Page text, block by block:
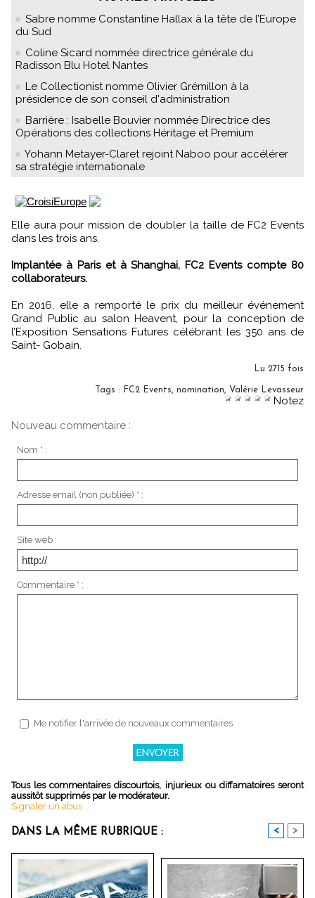
Sabre nomme Constantine Hallax à la tête de l’Europe
du Sud
Coline Sicard nommée directrice générale du
Radisson Blu Hotel Nantes
Le Collectionist nomme Olivier Grémillon à la
présidence de son conseil d'administration
Barrière : Isabelle Bouvier nommée Directrice des
Opérations des collections Héritage et Premium
Yohann Metayer-Claret rejoint Naboo pour accélérer
sa stratégie internationale
Elle aura pour mission de doubler la taille de FC2 Events
dans les trois ans.
Implantée à Paris et à Shanghai, FC2 Events compte 80
collaborateurs.
En 2016, elle a remporté le prix du meilleur événement
Grand Public au salon Heavent, pour la conception de
l’Exposition Sensations Futures célébrant les 350 ans de
Saint- Gobain.
Lu 2715 fois
Tags : FC2 Events nomination Valérie Levasseur
Notez
Nouveau commentaire :
Nom * :
Adresse email (non publiée) * :
Site web :
Commentaire * :
Me notifier l'arrivée de nouveaux commentaires
Tous les commentaires discourtois, injurieux ou diffamatoires seront
aussitôt supprimés par le modérateur.
Signaler un abus
DANS LA MÊME RUBRIQUE : < >